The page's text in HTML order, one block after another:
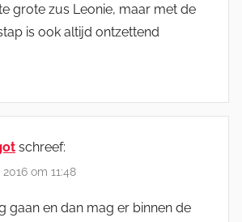
grote zus Leonie, maar met de
is ook altijd ontzettend
schreef:
om 11:48
gaan en dan mag er binnen de